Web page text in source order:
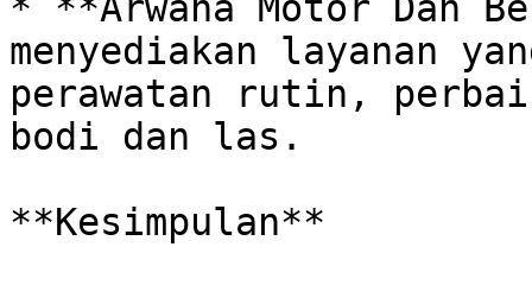
menyediakan layanan
perawatan rutin,
bodi dan las.
**Kesimpulan**